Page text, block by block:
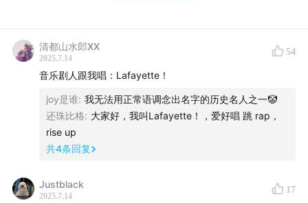
“老佛爷百货”——这座巴黎最著名的百货商场正是以他的
清都山水郎XX
2025.7.14
54
音乐剧人跟我唱：Lafayette！
joy是谁: 我无法用正常语调念出名字的历史名人之一🤡
还珠比格: 大家好，我叫Lafayette！，爱好唱 跳 rap，
rise up
共4条回复
Justblack
2025.7.14
17